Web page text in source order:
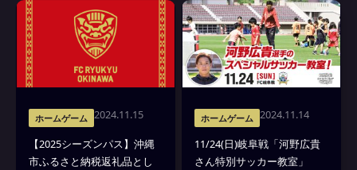
ホームゲーム 2024.11.15
【2025シーズンパス】沖縄
市ふるさと納税返礼品とし
ホームゲーム 2024.11.14
11/24(日)岐阜戦「河野広貴
さん特別サッカー教室」